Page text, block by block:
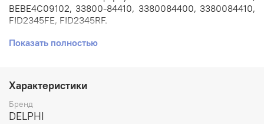
BEBE4C09102, 33800-84410, 3380084400, 3380084410,
FID2345FE, FID2345RF.
Применяется на автомобилях: HYUNDAI с двигателем
Артикул: L233PBC.
Номера аналогов: L233, L233PBD, ALLA152FL233,
PL233PBC.
Показать полностью
Характеристики
Бренд
DELPHI